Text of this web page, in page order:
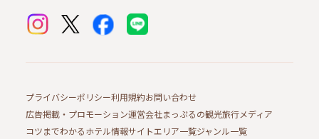
プライバシーポリシー利用規約お問い合わせ
広告掲載・プロモーション運営会社まっぷるの観光旅行メディア
コツまでわかるホテル情報サイトエリア一覧ジャンル一覧